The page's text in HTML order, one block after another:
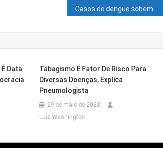
Data
Tabagismo É Fator De Risco Para
Diversas Doenças, Explica
Pneumologista
29 de maio de 2023
Luiz Washington
Projeto De Boiamento Do Rio